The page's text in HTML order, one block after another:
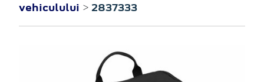
vehiculului > 2837333